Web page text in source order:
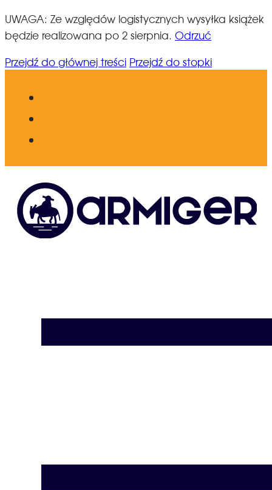
UWAGA: Ze względów logistycznych wysyłka książek
będzie realizowana po 2 sierpnia. Odrzuć
Przejdź do głównej treści Przejdź do stopki